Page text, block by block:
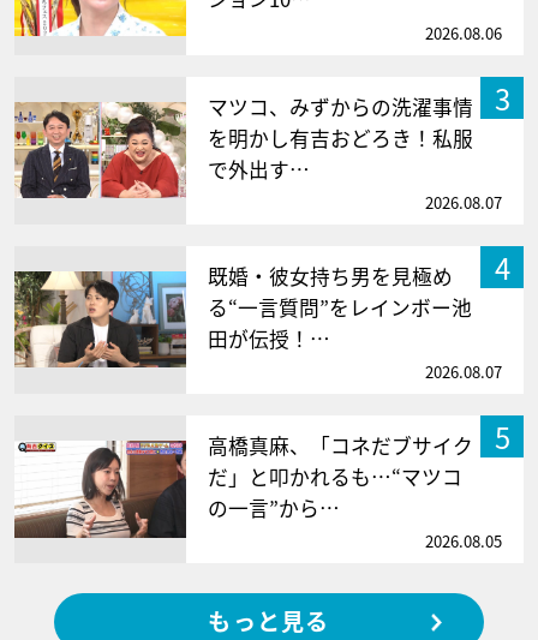
2026.08.06
3
マツコ、みずからの洗濯事情
を明かし有吉おどろき！私服
で外出す…
2026.08.07
4
既婚・彼女持ち男を見極め
る“一言質問”をレインボー池
田が伝授！…
2026.08.07
5
高橋真麻、「コネだブサイク
だ」と叩かれるも…“マツコ
の一言”から…
2026.08.05
もっと見る